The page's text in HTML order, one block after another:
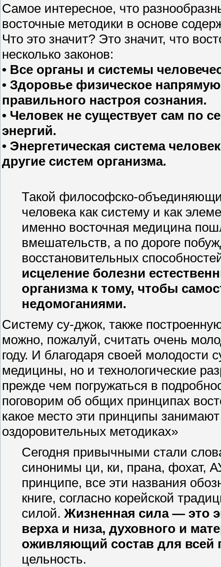
Самое интересное, что
восточные методики в основе
Что это значит? Это значит, что
несколько законов:
• Все органы и системы
• Здоровье физическое
правильного настроя сознания.
• Человек не существует сам по
энергий.
• Энергетическая система
другие систем организма.
Такой философско-
человека как систему и как
именно восточная медицина
вмешательств, а по дороге
восстановительных
исцеление болезни
организма к тому, чтобы
недомоганиями.
Систему су-джок, также
можно, пожалуй, считать очень
году. И благодаря своей молодости
медицины, но и технологические
прежде чем погружаться в
поговорим об общих принципах
какое место эти принципы
оздоровительных методиках»
Сегодня привычными стали
синонимы ци, ки, прана, фохат,
принципе, все эти названия
книге, согласно корейской
силой. Жизненная сила — это
верха и низа, духовного и
оживляющий состав для всей
цельность.